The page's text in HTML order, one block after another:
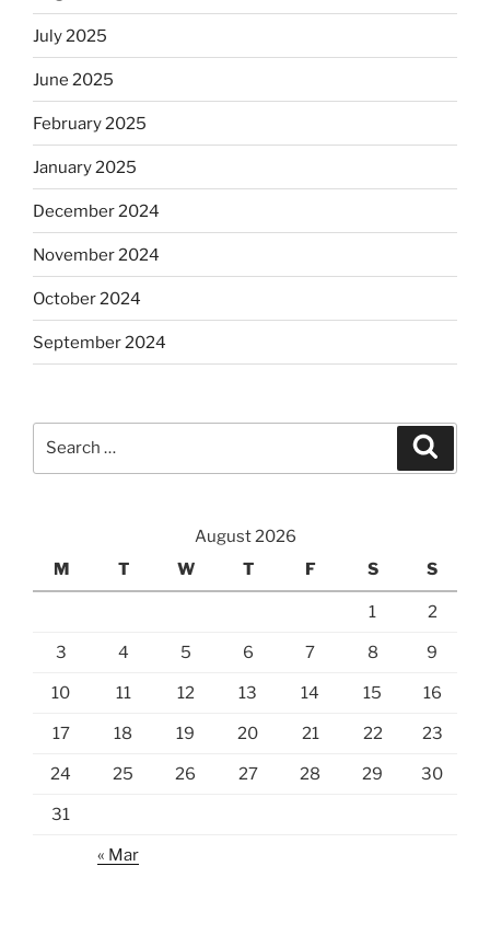
July 2025
June 2025
February 2025
January 2025
December 2024
November 2024
October 2024
September 2024
August 2026
M
T W T F S S
1 2
3 4 5 6 7 8 9
10 11 12 13 14 15 16
17 18 19 20 21 22 23
24 25 26 27 28 29 30
31
« Mar